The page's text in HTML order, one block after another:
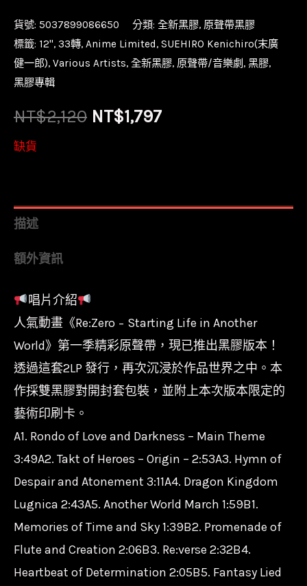
貨號: 5037899086650 分類: 全新黑膠, 原聲帶黑膠
標籤: 12'', 33轉, Anime Limited, SUEHIRO Kenichiro(末廣
健一郎), Various Artists, 全新黑膠, 原聲帶/音樂劇 , 黑膠,
黑膠專輯
NT$2,120 原
格：
NT$1,797目
格：
缺貨
描述
額外資訊
唱片介紹
人氣動畫《Re:Zero − Starting Life in Another
World》第一季精彩原聲帶，現已推出黑膠版本！
透過這套2LP 發行，再次沉浸於作品世界之中。本
作採雙黑膠對開封套包裝，並附上本次版本限定的
藝術印刷卡。
A1. Rondo of Love and Darkness – Main Theme
3:49A2. Takt of Heroes – Origin – 2:53A3. Hymn of
Despair and Atonement 3:11A4. Dragon Kingdom
Lugnica 2:43A5. Another World March 1:59B1.
Memories of Time and Sky 1:39B2. Promenade of
Flute and Creation 2:06B3. Re:verse 2:32B4.
Heartbeat of Determination 2:05B5. Fantasy Lied